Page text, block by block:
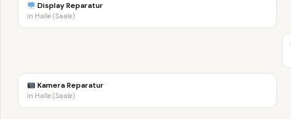
Display Reparatur
in Halle (Saale)
Kamera Reparatur
in Halle (Saale)